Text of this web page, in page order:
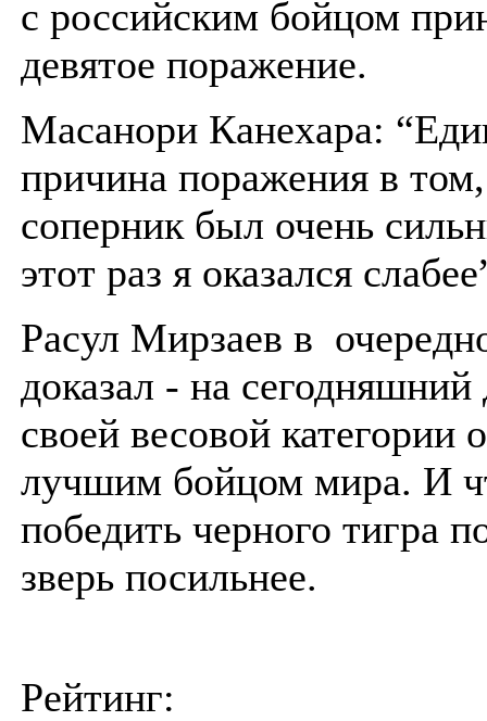
с российским бойцом
девятое поражение.
Масанори Канехара:
причина поражения в
соперник был очень
этот раз я оказался
Расул Мирзаев в
доказал - на сегодняшний
своей весовой категории
лучшим бойцом мира. И
победить черного тигра
зверь посильнее.
Рейтинг: